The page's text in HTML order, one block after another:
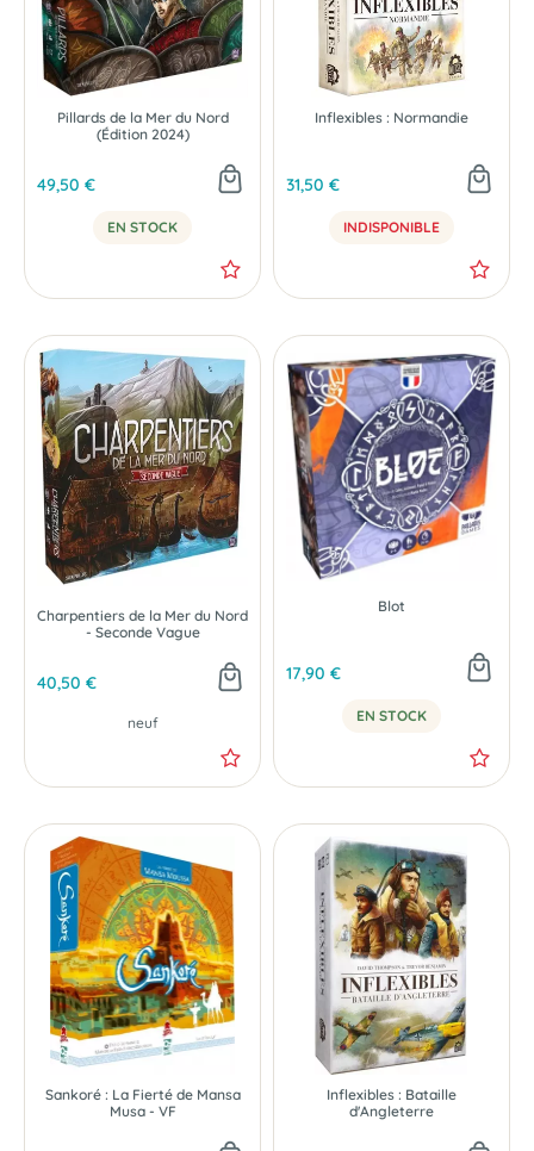
Pillards de la Mer du Nord
(Édition 2024)
49,50 €
EN STOCK
Inflexibles : Normandie
31,50 €
INDISPONIBLE
Charpentiers de la Mer du Nord
- Seconde Vague
40,50 €
neuf
Blot
17,90 €
EN STOCK
Sankoré : La Fierté de Mansa
Musa - VF
Inflexibles : Bataille
d'Angleterre